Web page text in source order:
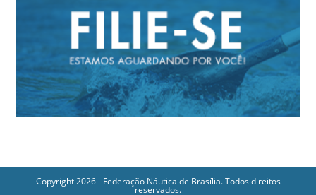
Copyright 2026 - Federação Náutica de Brasília. Todos direitos
reservados.